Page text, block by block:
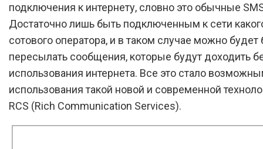
подключения к интернету, словно это обычные
Достаточно лишь быть подключенным к сети
сотового оператора, и в таком случае можно будет
пересылать сообщения, которые будут доходить
использования интернета. Все это стало
использования такой новой и современной
RCS (Rich Communication Services).